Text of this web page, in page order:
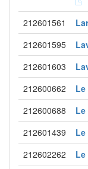
212601561
212601595
212601603
212600662 Le
212600688
212601439 Le
212602262 Le